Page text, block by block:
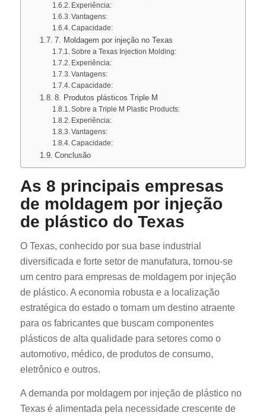
Experiência:
Vantagens:
Capacidade:
7. Moldagem por injeção no Texas
Sobre a Texas Injection Molding:
Experiência:
Vantagens:
Capacidade:
8. Produtos plásticos Triple M
Sobre a Triple M Plastic Products:
Experiência:
Vantagens:
Capacidade:
Conclusão
As 8 principais empresas
de moldagem por injeção
de plástico do Texas
O Texas, conhecido por sua base industrial
diversificada e forte setor de manufatura, tornou-se
um centro para empresas de moldagem por injeção
de plástico. A economia robusta e a localização
estratégica do estado o tornam um destino atraente
para os fabricantes que buscam componentes
plásticos de alta qualidade para setores como o
automotivo, médico, de produtos de consumo,
eletrônico e outros.
A demanda por moldagem por injeção de plástico no
Texas é alimentada pela necessidade crescente de